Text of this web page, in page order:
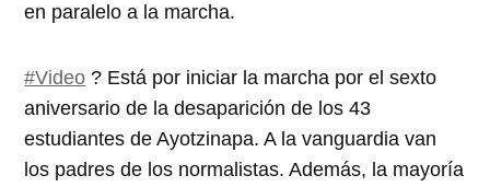
en paralelo a la marcha.
#Video ? Está por iniciar la marcha por el sexto
aniversario de la desaparición de los 43
estudiantes de Ayotzinapa. A la vanguardia van
los padres de los normalistas. Además, la mayoría